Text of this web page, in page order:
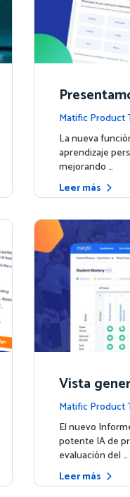
Aventuras
n el Aula
Matific Product
la plataforma
La nueva
aprendizaje
mejorando …
Leer más
Vista
os
Dominio
Matific Product
la plataforma
El nuevo
potente IA de
evaluación del …
Leer más